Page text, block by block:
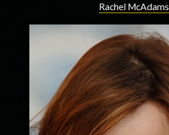
Rachel McAdams